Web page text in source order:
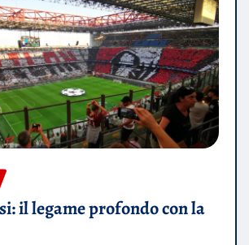
il legame profondo con la